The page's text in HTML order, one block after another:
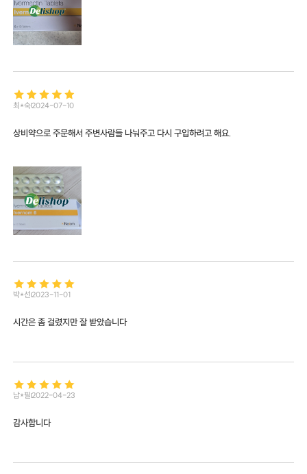
최*숙2024-07-10
상비약으로 주문해서 주변사람들 나눠주고 다시 구입하려고 해요.
박*선2023-11-01
시간은 좀 걸렸지만 잘 받았습니다
남*필2022-04-23
감사함니다